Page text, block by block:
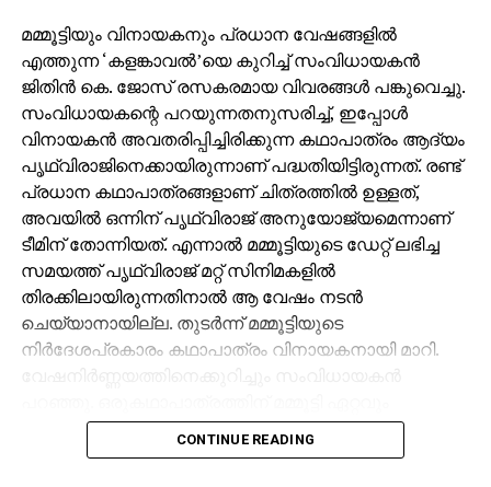
മമ്മൂട്ടിയും വിനായകനും പ്രധാന വേഷങ്ങളില്‍
എത്തുന്ന ‘കളങ്കാവല്‍’യെ കുറിച്ച് സംവിധായകന്‍
ജിതിന്‍ കെ. ജോസ് രസകരമായ വിവരങ്ങള്‍ പങ്കുവെച്ചു.
സംവിധായകന്റെ പറയുന്നതനുസരിച്ച്, ഇപ്പോള്‍
വിനായകന്‍ അവതരിപ്പിച്ചിരിക്കുന്ന കഥാപാത്രം ആദ്യം
പൃഥ്വിരാജിനെക്കായിരുന്നാണ് പദ്ധതിയിട്ടിരുന്നത്. രണ്ട്
പ്രധാന കഥാപാത്രങ്ങളാണ് ചിത്രത്തില്‍ ഉള്ളത്,
അവയില്‍ ഒന്നിന് പൃഥ്വിരാജ് അനുയോജ്യമെന്നാണ്
ടീമിന് തോന്നിയത്. എന്നാല്‍ മമ്മൂട്ടിയുടെ ഡേറ്റ് ലഭിച്ച
സമയത്ത് പൃഥ്വിരാജ് മറ്റ് സിനിമകളില്‍
തിരക്കിലായിരുന്നതിനാല്‍ ആ വേഷം നടന്‍
ചെയ്യാനായില്ല. തുടര്‍ന്ന് മമ്മൂട്ടിയുടെ
നിര്‍ദേശപ്രകാരം കഥാപാത്രം വിനായകനായി മാറി.
അനുയോജ്യനാണെന്ന് തോന്നിയതിനാല്‍
എക്‌സിക്യൂട്ടീവ് പ്രൊഡ്യൂസര്‍ വിവേക് ദാമോദരന്‍
CONTINUE READING